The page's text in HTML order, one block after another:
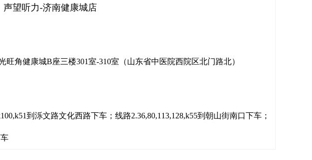
声望听力-济南健康城店
角健康城B座三楼301室-310室（山东省中医院西院区北门路北）
到泺文路文化西路下车；线路2.36,80,113,128,k55到朝山街南口下车；